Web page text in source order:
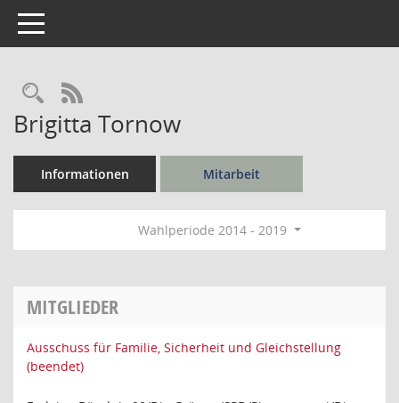
Toggle navigation
Rechercheauswahl
RSS-Feed
Brigitta Tornow
Informationen Mitarbeit
Wahlperiode 2014 - 2019
MITGLIEDER
Ausschuss für Familie, Sicherheit und Gleichstellung
(beendet)